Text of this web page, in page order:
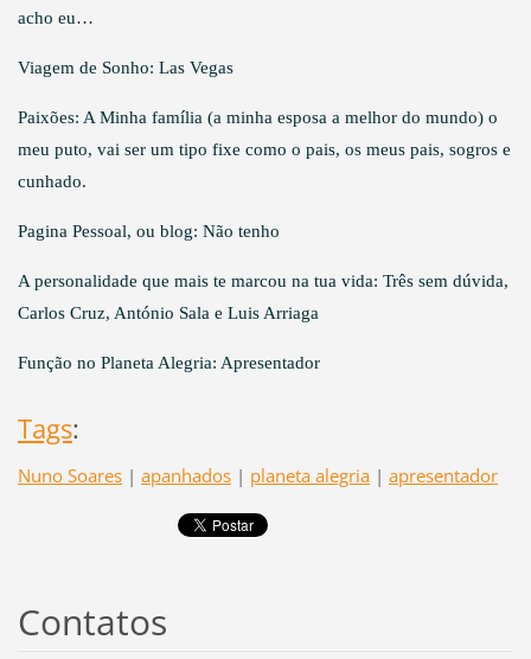
acho eu…
Viagem de Sonho: Las Vegas
Paixões: A Minha família (a minha esposa a melhor do mundo) o
meu puto, vai ser um tipo fixe como o pais, os meus pais, sogros e
cunhado.
Pagina Pessoal, ou blog: Não tenho
A personalidade que mais te marcou na tua vida: Três sem dúvida,
Carlos Cruz, António Sala e Luis Arriaga
Função no Planeta Alegria: Apresentador
Tags:
Nuno Soares | apanhados | planeta alegria | apresentador
Contatos